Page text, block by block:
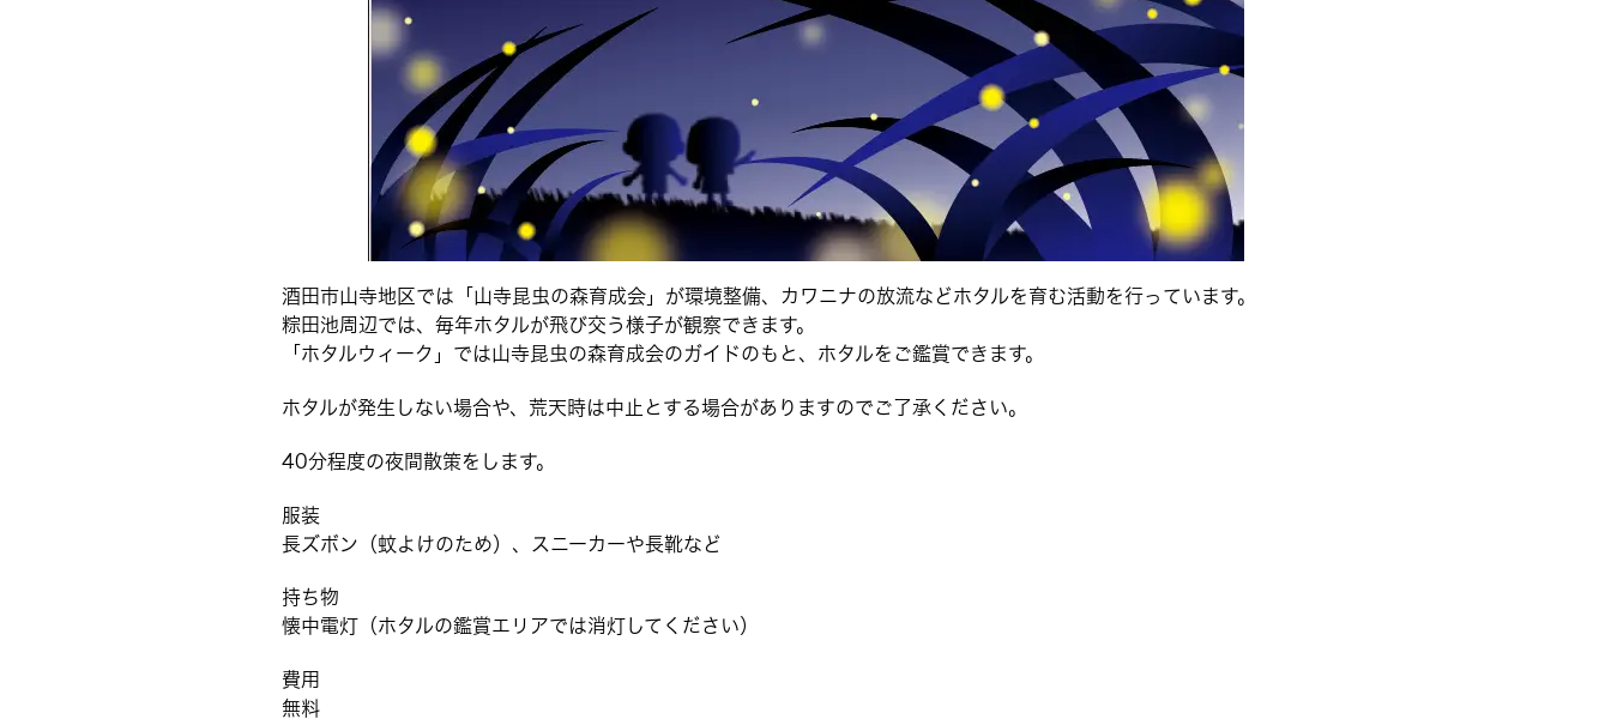
酒田市山寺地区では「山寺昆虫の森育成会」が環境整備、カワニナの放流などホタルを育む活動を行っています。
粽田池周辺では、毎年ホタルが飛び交う様子が観察できます。
「ホタルウィーク」では山寺昆虫の森育成会のガイドのもと、ホタルをご鑑賞できます。
ホタルが発生しない場合や、荒天時は中止とする場合がありますのでご了承ください。
40分程度の夜間散策をします。
服装
長ズボン（蚊よけのため）、スニーカーや長靴など
持ち物
懐中電灯（ホタルの鑑賞エリアでは消灯してください）
費用
無料